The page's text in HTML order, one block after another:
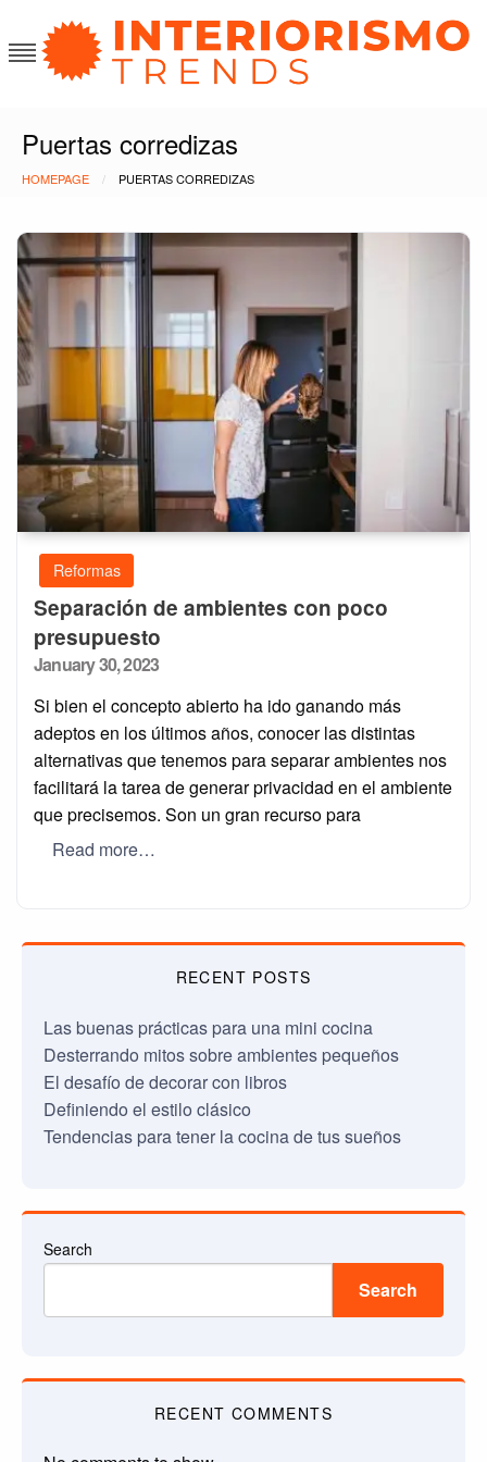
to
content
Puertas corredizas
HOMEPAGE PUERTAS CORREDIZAS
Reformas
Separación de ambientes con poco
presupuesto
Posted
January 30, 2023
Si bien el concepto abierto ha ido ganando más
adeptos en los últimos años, conocer las distintas
alternativas que tenemos para separar ambientes nos
facilitará la tarea de generar privacidad en el ambiente
que precisemos. Son un gran recurso para
Read more…
RECENT POSTS
Las buenas prácticas para una mini cocina
Desterrando mitos sobre ambientes pequeños
El desafío de decorar con libros
Definiendo el estilo clásico
Tendencias para tener la cocina de tus sueños
Search
Search
RECENT COMMENTS